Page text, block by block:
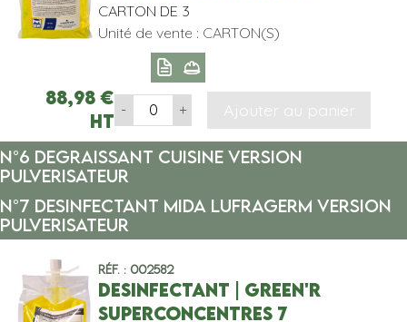
CARTON DE 3
Unité de vente : CARTON(S)
88,98€
HT
- + Ajouter au panier
N°6 DEGRAISSANT CUISINE VERSION
PULVERISATEUR
N°7 DESINFECTANT MIDA LUFRAGERM VERSION
PULVERISATEUR
Réf. : 002582
DESINFECTANT | GREEN'R
SUPERCONCENTRES 7